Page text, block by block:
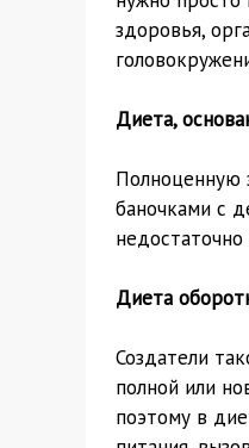
здоровья,
Диета,
Полноценную
баночками с
недостаточно
Диета
Создатели
полной или
поэтому в